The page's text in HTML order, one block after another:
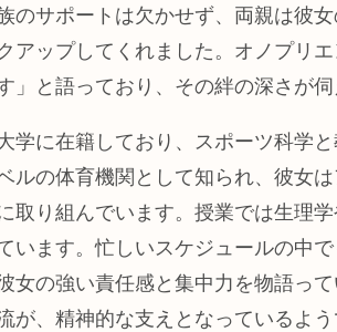
のサポートは欠かせず、両親は彼
ップしてくれました。オノプリエ
と語っており、その絆の深さが伺
学に在籍しており、スポーツ科学
ルの体育機関として知られ、彼女は
取り組んでいます。授業では生理
います。忙しいスケジュールの中
の強い責任感と集中力を物語って
、精神的な支えとなっているよう